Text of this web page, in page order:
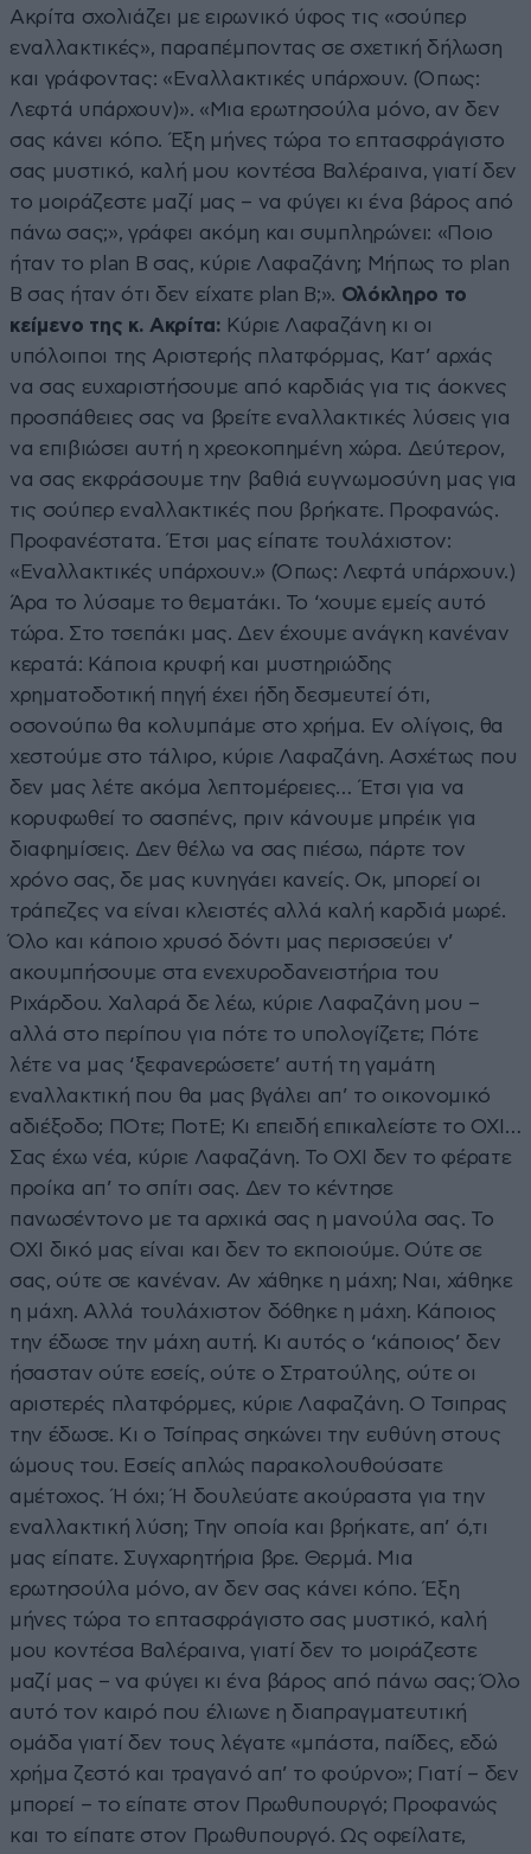
Ακρίτα σχολιάζει με ειρωνικό ύφος τις «σούπερ
εναλλακτικές», παραπέμποντας σε σχετική δήλωση
και γράφοντας: «Εναλλακτικές υπάρχουν. (Όπως:
Λεφτά υπάρχουν)». «Μια ερωτησούλα μόνο, αν δεν
σας κάνει κόπο. Έξη μήνες τώρα το επτασφράγιστο
σας μυστικό, καλή μου κοντέσα Βαλέραινα, γιατί δεν
το μοιράζεστε μαζί μας – να φύγει κι ένα βάρος από
πάνω σας;», γράφει ακόμη και συμπληρώνει: «Ποιο
ήταν το plan B σας, κύριε Λαφαζάνη; Μήπως το plan
B σας ήταν ότι δεν είχατε plan B;». Ολόκληρο το
κείμενο της κ. Ακρίτα: Κύριε Λαφαζάνη κι οι
υπόλοιποι της Αριστερής πλατφόρμας, Κατ’ αρχάς
να σας ευχαριστήσουμε από καρδιάς για τις άοκνες
προσπάθειες σας να βρείτε εναλλακτικές λύσεις για
να επιβιώσει αυτή η χρεοκοπημένη χώρα. Δεύτερον,
να σας εκφράσουμε την βαθιά ευγνωμοσύνη μας για
τις σούπερ εναλλακτικές που βρήκατε. Προφανώς.
Προφανέστατα. Έτσι μας είπατε τουλάχιστον:
«Εναλλακτικές υπάρχουν.» (Όπως: Λεφτά υπάρχουν.)
Άρα το λύσαμε το θεματάκι. Το ‘χουμε εμείς αυτό
τώρα. Στο τσεπάκι μας. Δεν έχουμε ανάγκη κανέναν
κερατά: Κάποια κρυφή και μυστηριώδης
χρηματοδοτική πηγή έχει ήδη δεσμευτεί ότι,
οσονούπω θα κολυμπάμε στο χρήμα. Εν ολίγοις, θα
χεστούμε στο τάλιρο, κύριε Λαφαζάνη. Ασχέτως που
δεν μας λέτε ακόμα λεπτομέρειες… Έτσι για να
κορυφωθεί το σασπένς, πριν κάνουμε μπρέικ για
διαφημίσεις. Δεν θέλω να σας πιέσω, πάρτε τον
χρόνο σας, δε μας κυνηγάει κανείς. Οκ, μπορεί οι
τράπεζες να είναι κλειστές αλλά καλή καρδιά μωρέ.
Όλο και κάποιο χρυσό δόντι μας περισσεύει ν’
ακουμπήσουμε στα ενεχυροδανειστήρια του
Ριχάρδου. Χαλαρά δε λέω, κύριε Λαφαζάνη μου –
αλλά στο περίπου για πότε το υπολογίζετε; Πότε
λέτε να μας ‘ξεφανερώσετε’ αυτή τη γαμάτη
εναλλακτική που θα μας βγάλει απ’ το οικονομικό
αδιέξοδο; ΠΟτε; ΠοτΕ; Κι επειδή επικαλείστε το ΟΧΙ…
Σας έχω νέα, κύριε Λαφαζάνη. Το ΟΧΙ δεν το φέρατε
προίκα απ’ το σπίτι σας. Δεν το κέντησε
πανωσέντονο με τα αρχικά σας η μανούλα σας. Το
ΟΧΙ δικό μας είναι και δεν το εκποιούμε. Ούτε σε
σας, ούτε σε κανέναν. Αν χάθηκε η μάχη; Ναι, χάθηκε
η μάχη. Αλλά τουλάχιστον δόθηκε η μάχη. Κάποιος
την έδωσε την μάχη αυτή. Κι αυτός ο ‘κάποιος’ δεν
ήσασταν ούτε εσείς, ούτε ο Στρατούλης, ούτε οι
αριστερές πλατφόρμες, κύριε Λαφαζάνη. Ο Τσιπρας
την έδωσε. Κι ο Τσίπρας σηκώνει την ευθύνη στους
ώμους του. Εσείς απλώς παρακολουθούσατε
αμέτοχος. Ή όχι; Ή δουλεύατε ακούραστα για την
εναλλακτική λύση; Την οποία και βρήκατε, απ’ ό,τι
μας είπατε. Συγχαρητήρια βρε. Θερμά. Μια
ερωτησούλα μόνο, αν δεν σας κάνει κόπο. Έξη
μήνες τώρα το επτασφράγιστο σας μυστικό, καλή
μου κοντέσα Βαλέραινα, γιατί δεν το μοιράζεστε
μαζί μας – να φύγει κι ένα βάρος από πάνω σας; Όλο
αυτό τον καιρό που έλιωνε η διαπραγματευτική
ομάδα γιατί δεν τους λέγατε «μπάστα, παίδες, εδώ
χρήμα ζεστό και τραγανό απ’ το φούρνο»; Γιατί – δεν
μπορεί – το είπατε στον Πρωθυπουργό; Προφανώς
και το είπατε στον Πρωθυπουργό. Ως οφείλατε,